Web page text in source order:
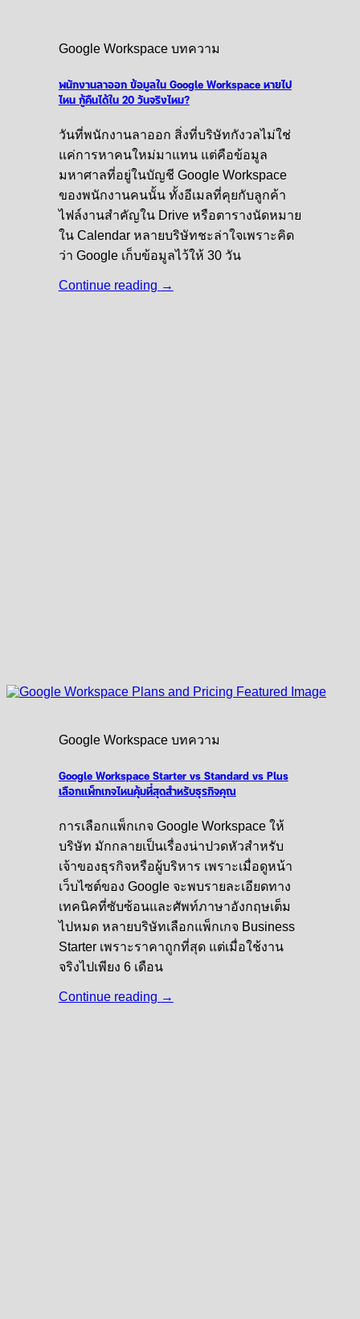
Google Workspace บทความ
พนักงานลาออก ข้อมูลใน Google Workspace หายไป
ไหน กู้คืนได้ใน 20 วันจริงไหม?
วันที่พนักงานลาออก สิ่งที่บริษัทกังวลไม่ใช่
แค่การหาคนใหม่มาแทน แต่คือข้อมูล
มหาศาลที่อยู่ในบัญชี Google Workspace
ของพนักงานคนนั้น ทั้งอีเมลที่คุยกับลูกค้า
ไฟล์งานสำคัญใน Drive หรือตารางนัดหมาย
ใน Calendar หลายบริษัทชะล่าใจเพราะคิด
ว่า Google เก็บข้อมูลไว้ให้ 30 วัน
Continue reading →
Google Workspace บทความ
Google Workspace Starter vs Standard vs Plus
เลือกแพ็กเกจไหนคุ้มที่สุดสำหรับธุรกิจคุณ
การเลือกแพ็กเกจ Google Workspace ให้
บริษัท มักกลายเป็นเรื่องน่าปวดหัวสำหรับ
เจ้าของธุรกิจหรือผู้บริหาร เพราะเมื่อดูหน้า
เว็บไซต์ของ Google จะพบรายละเอียดทาง
เทคนิคที่ซับซ้อนและศัพท์ภาษาอังกฤษเต็ม
ไปหมด หลายบริษัทเลือกแพ็กเกจ Business
Starter เพราะราคาถูกที่สุด แต่เมื่อใช้งาน
จริงไปเพียง 6 เดือน
Continue reading →